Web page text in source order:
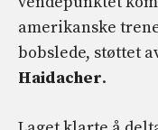
amerikanske
bobslede, støttet
Haidacher.